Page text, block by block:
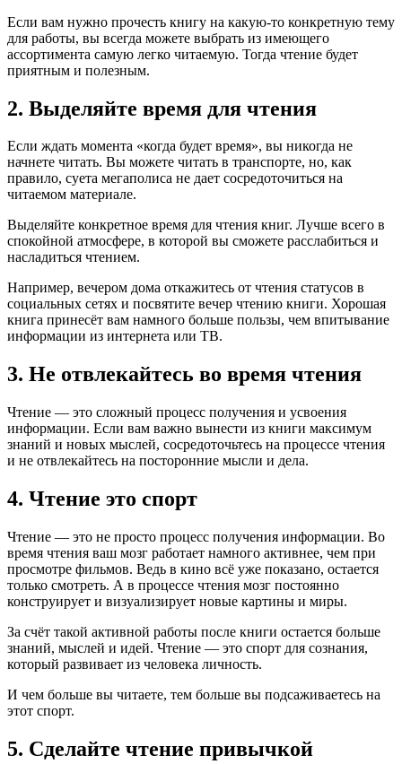
Если вам нужно прочесть книгу на какую-то конкретную тему
для работы, вы всегда можете выбрать из имеющего
ассортимента самую легко читаемую. Тогда чтение будет
приятным и полезным.
2. Выделяйте время для чтения
Если ждать момента «когда будет время», вы никогда не
начнете читать. Вы можете читать в транспорте, но, как
правило, суета мегаполиса не дает сосредоточиться на
читаемом материале.
Выделяйте конкретное время для чтения книг. Лучше всего в
спокойной атмосфере, в которой вы сможете расслабиться и
насладиться чтением.
Например, вечером дома откажитесь от чтения статусов в
социальных сетях и посвятите вечер чтению книги. Хорошая
книга принесёт вам намного больше пользы, чем впитывание
информации из интернета или ТВ.
3. Не отвлекайтесь во время чтения
Чтение — это сложный процесс получения и усвоения
информации. Если вам важно вынести из книги максимум
знаний и новых мыслей, сосредоточьтесь на процессе чтения
и не отвлекайтесь на посторонние мысли и дела.
4. Чтение это спорт
Чтение — это не просто процесс получения информации. Во
время чтения ваш мозг работает намного активнее, чем при
просмотре фильмов. Ведь в кино всё уже показано, остается
только смотреть. А в процессе чтения мозг постоянно
конструирует и визуализирует новые картины и миры.
За счёт такой активной работы после книги остается больше
знаний, мыслей и идей. Чтение — это спорт для сознания,
который развивает из человека личность.
И чем больше вы читаете, тем больше вы подсаживаетесь на
этот спорт.
5. Сделайте чтение привычкой